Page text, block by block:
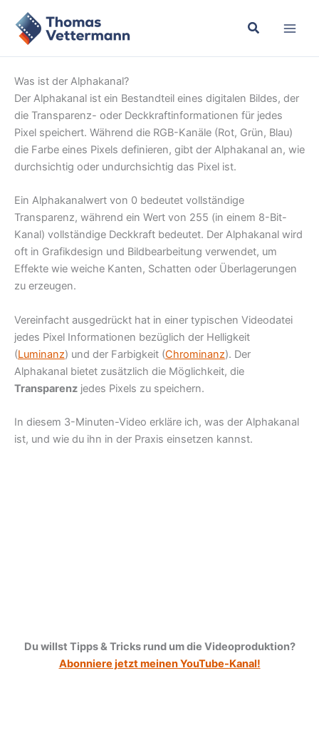
Inhalt
springen
Was ist der Alphakanal?
Der Alphakanal ist ein Bestandteil eines digitalen Bildes, der
die Transparenz- oder Deckkraftinformationen für jedes
Pixel speichert. Während die RGB-Kanäle (Rot, Grün, Blau)
die Farbe eines Pixels definieren, gibt der Alphakanal an, wie
durchsichtig oder undurchsichtig das Pixel ist.
Ein Alphakanalwert von 0 bedeutet vollständige
Transparenz, während ein Wert von 255 (in einem 8-Bit-
Kanal) vollständige Deckkraft bedeutet. Der Alphakanal wird
oft in Grafikdesign und Bildbearbeitung verwendet, um
Effekte wie weiche Kanten, Schatten oder Überlagerungen
zu erzeugen.
Vereinfacht ausgedrückt hat in einer typischen Videodatei
jedes Pixel Informationen bezüglich der Helligkeit
(Luminanz) und der Farbigkeit (Chrominanz). Der
Alphakanal bietet zusätzlich die Möglichkeit, die
Transparenz jedes Pixels zu speichern.
In diesem 3-Minuten-Video erkläre ich, was der Alphakanal
ist, und wie du ihn in der Praxis einsetzen kannst.
Du willst Tipps & Tricks rund um die Videoproduktion?
Abonniere jetzt meinen YouTube-Kanal!